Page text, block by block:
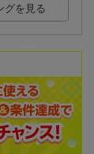
グを見る